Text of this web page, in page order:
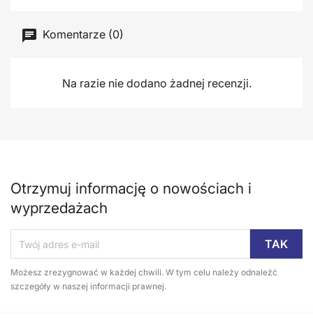
Komentarze (0)
Na razie nie dodano żadnej recenzji.
Otrzymuj informację o nowościach i
wyprzedażach
Możesz zrezygnować w każdej chwili. W tym celu należy odnaleźć
szczegóły w naszej informacji prawnej.